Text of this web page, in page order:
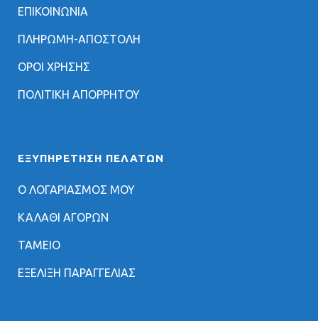
ΕΠΙΚΟΙΝΩΝΙΑ
ΠΛΗΡΩΜΗ-ΑΠΟΣΤΟΛΗ
ΟΡΟΙ ΧΡΗΣΗΣ
ΠΟΛΙΤΙΚΗ ΑΠΟΡΡΗΤΟΥ
ΕΞΥΠΗΡΈΤΗΣΗ ΠΕΛΑΤΏΝ
Ο ΛΟΓΑΡΙΑΣΜΟΣ ΜΟΥ
ΚΑΛΑΘΙ ΑΓΟΡΩΝ
ΤΑΜΕΙΟ
ΕΞΕΛΙΞΗ ΠΑΡΑΓΓΕΛΙΑΣ